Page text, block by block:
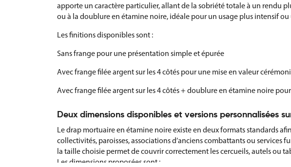
apporte un caractère particulier, allant de la sobriété totale à un rendu
ou à la doublure en étamine noire, idéale pour un usage plus intensif
Les finitions disponibles sont :
Sans frange pour une présentation simple et épurée
Avec frange filée argent sur les 4 côtés pour une mise en valeur
Avec frange filée argent sur les 4 côtés + doublure en étamine noire
Deux dimensions disponibles et versions personnalisées
Le drap mortuaire en étamine noire existe en deux formats standards
collectivités, paroisses, associations d’anciens combattants ou services
la taille choisie permet de couvrir correctement les cercueils, autels ou
Les dimensions proposées sont :